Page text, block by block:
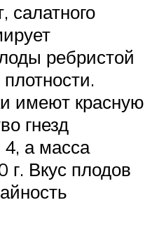
салатного
ребристой
имеют красную
гнезд
4, а масса
г. Вкус плодов